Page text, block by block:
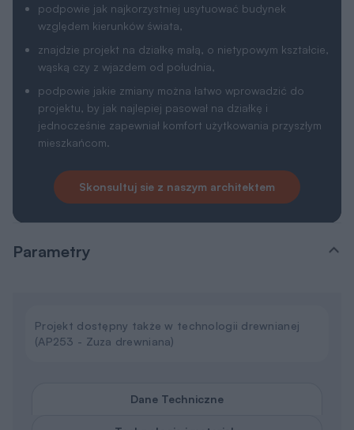
podpowie jak najkorzystniej usytuować budynek
względem kierunków świata,
znajdzie projekt na działkę małą, o nietypowym kształcie,
wąską czy z wjazdem od południa,
podpowie jakie zmiany można łatwo wprowadzić do
projektu, by jak najlepiej pasował na działkę i
jednocześnie zapewniał komfort użytkowania przyszłym
mieszkańcom.
Skonsultuj sie z naszym architektem
Parametry
Projekt dostępny także w technologii drewnianej
(AP253 - Zuza drewniana)
Dane Techniczne